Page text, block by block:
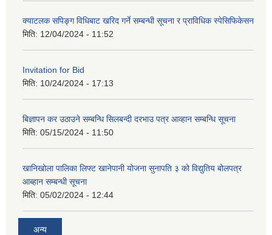
क्याटलक सपिङ्ग विधिबाट खरिद गर्ने सम्बन्धी सूचना र प्राविधिक स्पेसिफिकेसन
मिति: 12/04/2024 - 11:52
Invitation for Bid
मिति: 10/24/2024 - 17:13
बिज्ञापन कर उठाउने सम्बन्धि सिलबन्दी दरभाउ पत्र आव्हान सम्बन्धि सूचना
मिति: 05/15/2024 - 11:50
खानिखोला पालिका लिफ्ट खानेपानी योजना सुनापति ३ को विद्युतिय बोलपत्र
आब्हान सम्बन्धी सूचना
मिति: 05/02/2024 - 12:44
अन्य